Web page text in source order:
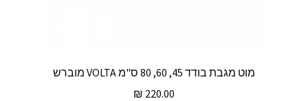
מוט מגבת בודד 45, 60, 80 ס"מ VOLTA מוברש
₪ 220.00